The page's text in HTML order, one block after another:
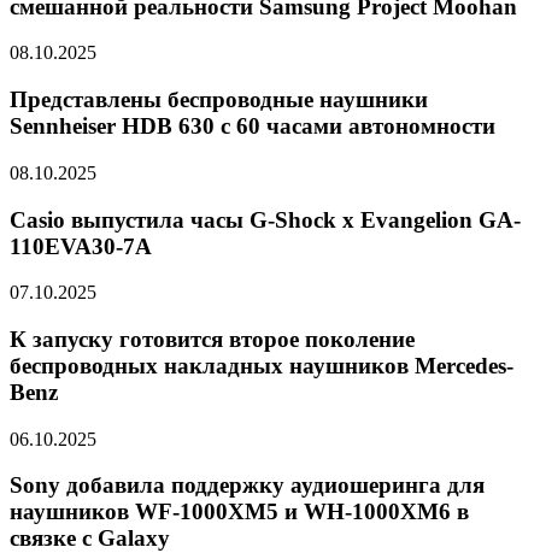
смешанной реальности Samsung Project Moohan
08.10.2025
Представлены беспроводные наушники
Sennheiser HDB 630 с 60 часами автономности
08.10.2025
Casio выпустила часы G-Shock x Evangelion GA-
110EVA30-7A
07.10.2025
К запуску готовится второе поколение
беспроводных накладных наушников Mercedes-
Benz
06.10.2025
Sony добавила поддержку аудиошеринга для
наушников WF-1000XM5 и WH-1000XM6 в
связке с Galaxy